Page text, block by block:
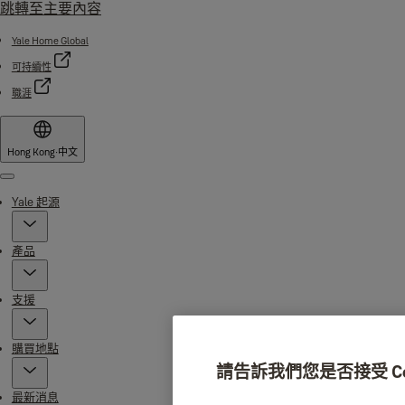
跳轉至主要內容
Yale Home Global
可持續性
職涯
Hong Kong·中文
Menu
Yale 起源
產品
支援
購買地點
最新消息
請告訴我們您是否接受